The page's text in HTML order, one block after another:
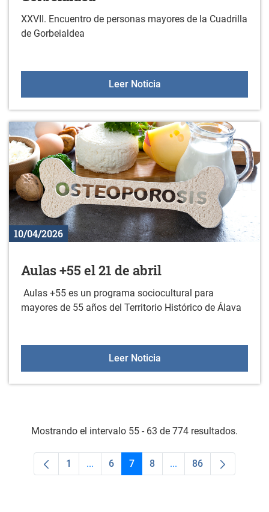
XXVII. Encuentro de personas mayores de la Cuadrilla
de Gorbeialdea
Leer NoticiaXXVII. Encuentro de
10/04/2026
Aulas +55 el 21 de abril
Aulas +55 es un programa sociocultural para
mayores de 55 años del Territorio Histórico de Álava
Leer NoticiaAulas +55 el 21 de abril
Mostrando el intervalo 55 - 63 de 774 resultados.
Página
1 ...Páginas intermedias Use TAB para
Página
6 Página
7 Página
8 ...Páginas intermedias
Página
86